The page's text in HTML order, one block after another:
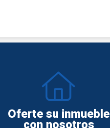
Oferte su inmueble
con nosotros